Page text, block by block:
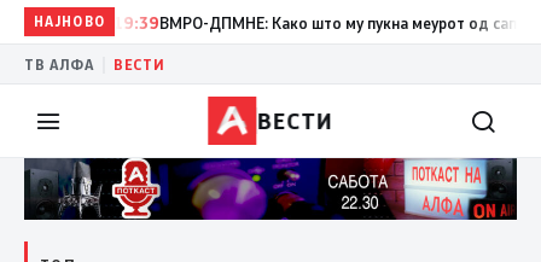
НАЈНОВО19:39ВМРО-ДПМНЕ: Како што му пукна меурот од сапуница
ТВ АЛФА ВЕСТИ
ВЕСТИ